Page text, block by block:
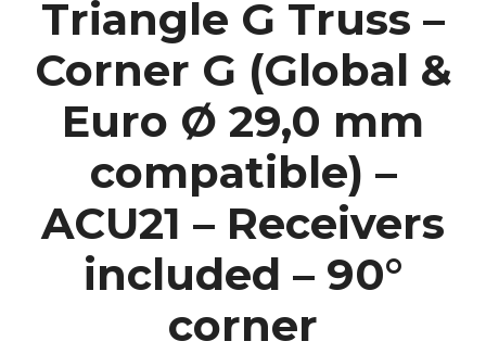
Triangle G Truss –
Corner G (Global &
Euro Ø 29,0 mm
compatible) –
ACU21 – Receivers
included – 90°
corner